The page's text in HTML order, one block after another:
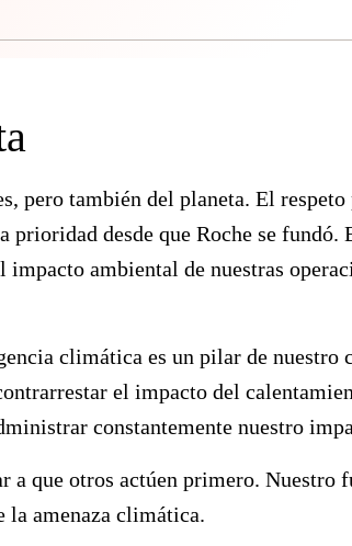
pero también del planeta. El
desde que Roche se fundó.
ambiental de nuestras
climática es un pilar de nuestro
el impacto del
constantemente nuestro
a que otros actúen primero. Nuestro
la amenaza climática.